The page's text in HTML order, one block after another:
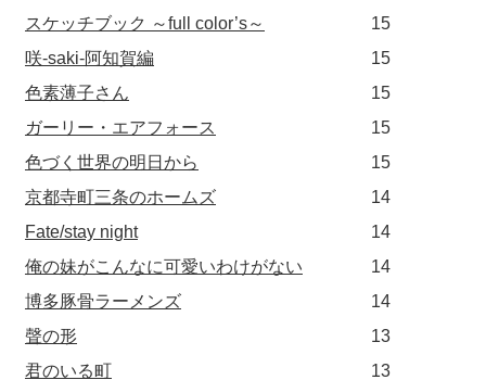
スケッチブック ～full color’s～
15
咲-saki-阿知賀編
15
色素薄子さん
15
ガーリー・エアフォース
15
色づく世界の明日から
15
京都寺町三条のホームズ
14
Fate/stay night
14
俺の妹がこんなに可愛いわけがない
14
博多豚骨ラーメンズ
14
聲の形
13
君のいる町
13